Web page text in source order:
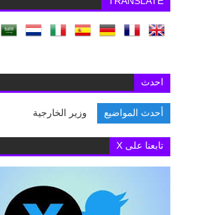
احدث
أحدث المواضيع وزير الخارجية يبحث مع
تابعنا على X